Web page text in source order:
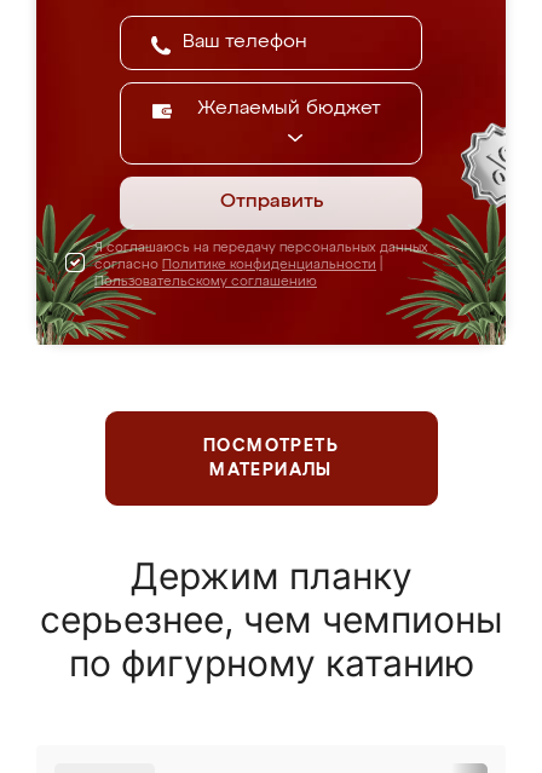
Желаемый бюджет
Отправить
Я соглашаюсь на передачу персональных данных
согласно Политике конфиденциальности
Пользовательскому соглашению
ПОСМОТРЕТЬ
МАТЕРИАЛЫ
Держим планку
серьезнее, чем чемпионы
по фигурному катанию